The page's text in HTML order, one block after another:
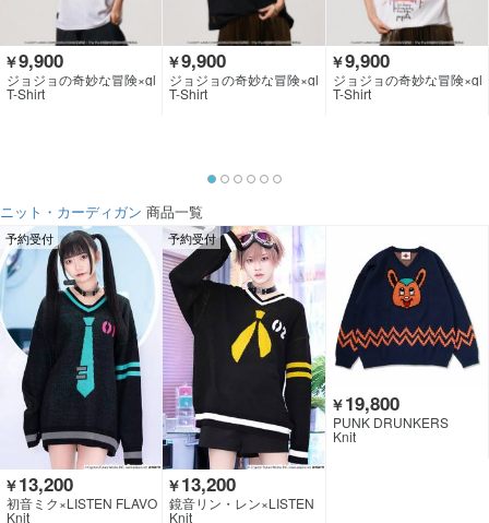
￥9,900
ジョジョの奇妙な冒険×gl
amb
T-Shirt
￥9,900
ジョジョの奇妙な冒険×gl
amb
T-Shirt
￥9,900
ジョジョの奇妙な冒険×gl
amb
T-Shirt
ニット・カーディガン 商品一覧
予約受付
￥13,200
初音ミク×LISTEN FLAVO
R
Knit
予約受付
￥13,200
鏡音リン・レン×LISTEN
FLAVOR
Knit
￥19,800
PUNK DRUNKERS
Knit